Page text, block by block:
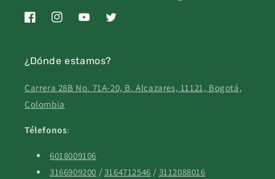
FacebookInstagramYouTubeTwitter
¿Dónde estamos?
Carrera 28B No. 71A-20, B. Alcazares, 11121, Bogotá,
Colombia
Télefonos:
6018009106
3166909200 / 3164712546 / 3112088016